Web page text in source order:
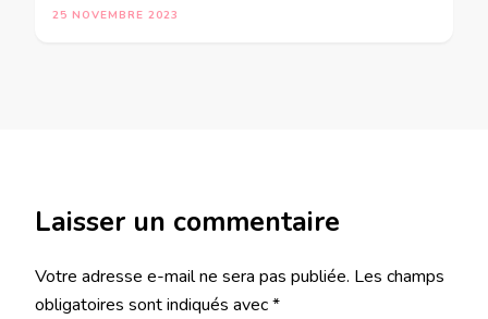
25 NOVEMBRE 2023
Laisser un commentaire
Votre adresse e-mail ne sera pas publiée. Les champs
obligatoires sont indiqués avec*